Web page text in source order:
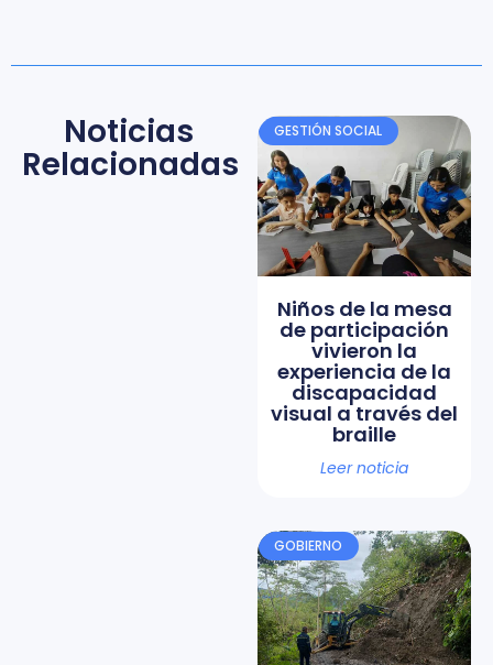
Noticias
Relacionadas
GESTIÓN SOCIAL
Niños de la mesa
de participación
vivieron la
experiencia de la
discapacidad
visual a través del
braille
Leer noticia
GOBIERNO